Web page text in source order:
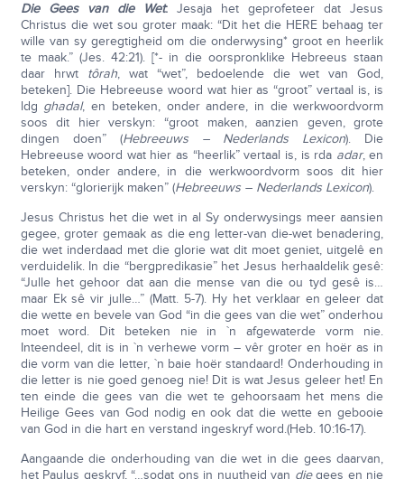
Die Gees van die Wet:Jesaja het geprofeteer dat Jesus
Christus die wet sou groter maak: “Dit het die HERE behaag ter
wille van sy geregtigheid om die onderwysing* groot en heerlik
te maak.” (Jes. 42:21). [*- in die oorspronklike Hebreeus staan
daar hrwt tôrah, wat “wet”, bedoelende die wet van God,
beteken]. Die Hebreeuse woord wat hier as “groot” vertaal is, is
ldg ghadal, en beteken, onder andere, in die werkwoordvorm
soos dit hier verskyn: “groot maken, aanzien geven, grote
dingen doen” (Hebreeuws – Nederlands Lexicon). Die
Hebreeuse woord wat hier as “heerlik” vertaal is, is rda adar, en
beteken, onder andere, in die werkwoordvorm soos dit hier
verskyn: “glorierijk maken” (Hebreeuws – Nederlands Lexicon).
Jesus Christus het die wet in al Sy onderwysings meer aansien
gegee, groter gemaak as die eng letter-van die-wet benadering,
die wet inderdaad met die glorie wat dit moet geniet, uitgelê en
verduidelik. In die “bergpredikasie” het Jesus herhaaldelik gesê:
“Julle het gehoor dat aan die mense van die ou tyd gesê is…
maar Ek sê vir julle…” (Matt. 5-7). Hy het verklaar en geleer dat
die wette en bevele van God “in die gees van die wet” onderhou
moet word. Dit beteken nie in `n afgewaterde vorm nie.
Inteendeel, dit is in `n verhewe vorm – vêr groter en hoër as in
die vorm van die letter, `n baie hoër standaard! Onderhouding in
die letter is nie goed genoeg nie! Dit is wat Jesus geleer het! En
ten einde die gees van die wet te gehoorsaam het mens die
Heilige Gees van God nodig en ook dat die wette en gebooie
van God in die hart en verstand ingeskryf word.(Heb. 10:16-17).
Aangaande die onderhouding van die wet in die gees daarvan,
het Paulus geskryf, “…sodat ons in nuutheid van diegees en nie